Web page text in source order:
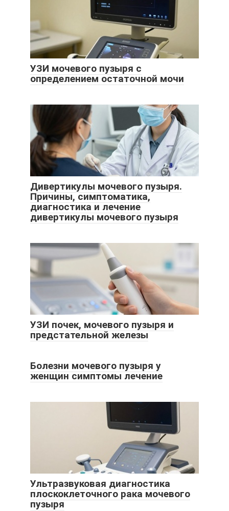
УЗИ мочевого пузыря с
определением остаточной мочи
Дивертикулы мочевого пузыря.
Причины, симптоматика,
диагностика и лечение
дивертикулы мочевого пузыря
УЗИ почек, мочевого пузыря и
предстательной железы
Болезни мочевого пузыря у
женщин симптомы лечение
Ультразвуковая диагностика
плоскоклеточного рака мочевого
пузыря